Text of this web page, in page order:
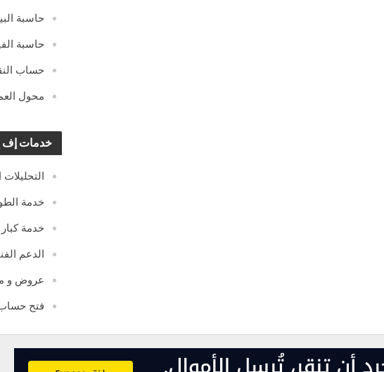
حاسبة
حاسبة
حساب
محول
خدمات إف
التحليلات
خدمة
خدمة كبار
الدعم
عروض و
فتح